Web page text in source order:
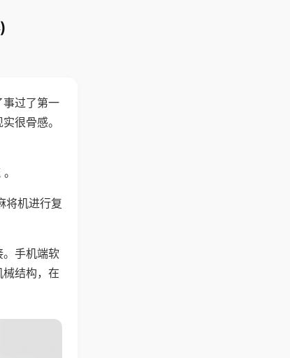
事过了第一
很骨感。
将机进行复
。手机端软
结构，在